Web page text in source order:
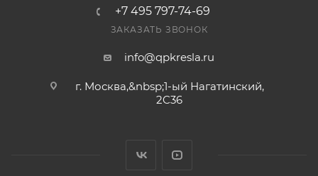
+7 495 797-74-69
ЗАКАЗАТЬ ЗВОНОК
info@qpkresla.ru
г. Москва,&nbsp;1-ый Нагатинский,
2C36